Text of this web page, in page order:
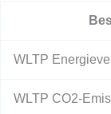
WLTP
WLTP CO2-